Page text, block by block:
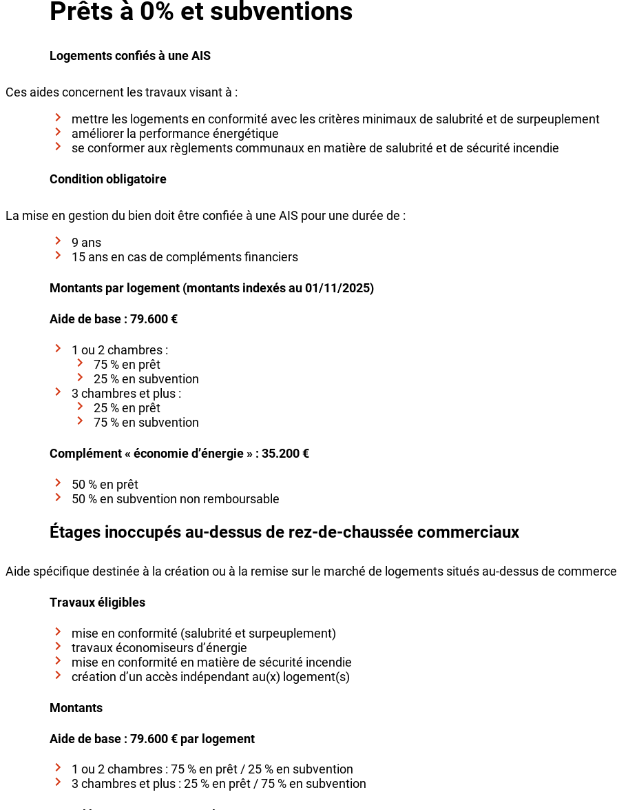
Prêts à 0% et subventions
Logements confiés à une AIS
Ces aides concernent les travaux visant à :
mettre les logements en conformité avec les critères minimaux de salubrité et de surpeuplement
améliorer la performance énergétique
se conformer aux règlements communaux en matière de salubrité et de sécurité incendie
Condition obligatoire
La mise en gestion du bien doit être confiée à une AIS pour une durée de :
9 ans
15 ans en cas de compléments financiers
Montants par logement (montants indexés au 01/11/2025)
Aide de base : 79.600 €
1 ou 2 chambres :
75 % en prêt
25 % en subvention
3 chambres et plus :
25 % en prêt
75 % en subvention
Complément « économie d’énergie » : 35.200 €
50 % en prêt
50 % en subvention non remboursable
Étages inoccupés au-dessus de rez-de-chaussée commerciaux
Aide spécifique destinée à la création ou à la remise sur le marché de logements situés au-dessus de
Travaux éligibles
mise en conformité (salubrité et surpeuplement)
travaux économiseurs d’énergie
mise en conformité en matière de sécurité incendie
création d’un accès indépendant au(x) logement(s)
Montants
Aide de base : 79.600 € par logement
1 ou 2 chambres : 75 % en prêt / 25 % en subvention
3 chambres et plus : 25 % en prêt / 75 % en subvention